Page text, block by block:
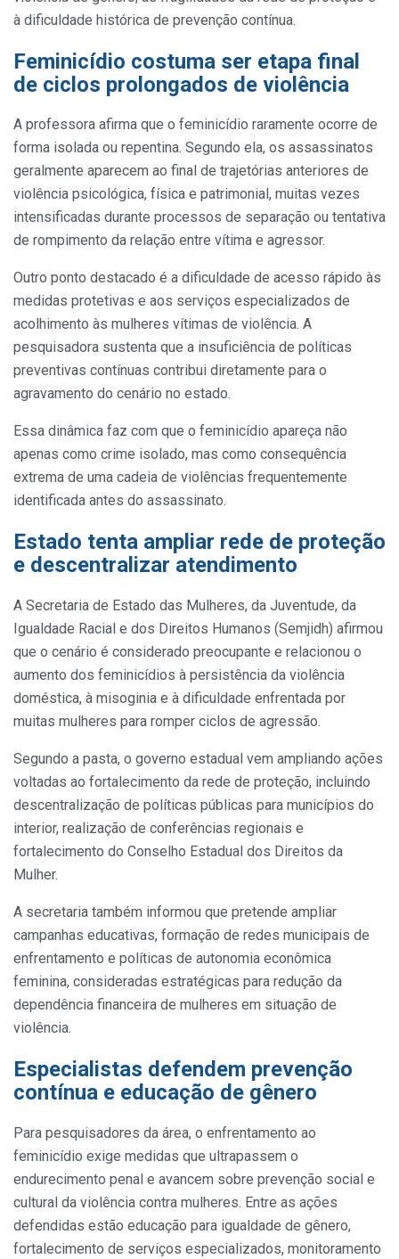
à dificuldade histórica de prevenção contínua.
Feminicídio costuma ser etapa final
de ciclos prolongados de violência
A professora afirma que o feminicídio raramente ocorre de
forma isolada ou repentina. Segundo ela, os assassinatos
geralmente aparecem ao final de trajetórias anteriores de
violência psicológica, física e patrimonial, muitas vezes
intensificadas durante processos de separação ou tentativa
de rompimento da relação entre vítima e agressor.
Outro ponto destacado é a dificuldade de acesso rápido às
medidas protetivas e aos serviços especializados de
acolhimento às mulheres vítimas de violência. A
pesquisadora sustenta que a insuficiência de políticas
preventivas contínuas contribui diretamente para o
agravamento do cenário no estado.
Essa dinâmica faz com que o feminicídio apareça não
apenas como crime isolado, mas como consequência
extrema de uma cadeia de violências frequentemente
identificada antes do assassinato.
Estado tenta ampliar rede de proteção
e descentralizar atendimento
A Secretaria de Estado das Mulheres, da Juventude, da
Igualdade Racial e dos Direitos Humanos (Semjidh) afirmou
que o cenário é considerado preocupante e relacionou o
aumento dos feminicídios à persistência da violência
doméstica, à misoginia e à dificuldade enfrentada por
muitas mulheres para romper ciclos de agressão.
Segundo a pasta, o governo estadual vem ampliando ações
voltadas ao fortalecimento da rede de proteção, incluindo
descentralização de políticas públicas para municípios do
interior, realização de conferências regionais e
fortalecimento do Conselho Estadual dos Direitos da
Mulher.
A secretaria também informou que pretende ampliar
campanhas educativas, formação de redes municipais de
enfrentamento e políticas de autonomia econômica
feminina, consideradas estratégicas para redução da
dependência financeira de mulheres em situação de
violência.
Especialistas defendem prevenção
contínua e educação de gênero
Para pesquisadores da área, o enfrentamento ao
feminicídio exige medidas que ultrapassem o
endurecimento penal e avancem sobre prevenção social e
cultural da violência contra mulheres. Entre as ações
defendidas estão educação para igualdade de gênero,
fortalecimento de serviços especializados, monitoramento